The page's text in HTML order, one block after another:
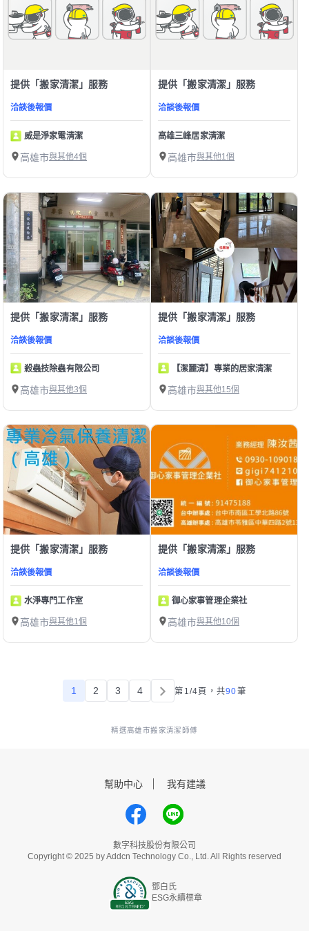
提供「搬家清潔」服務
洽談後報價
威是淨家電清潔
高雄市與其他4個
提供「搬家清潔」服務
洽談後報價
高雄三峰居家清潔
高雄市與其他1個
提供「搬家清潔」服務
洽談後報價
殺蟲技除蟲有限公司
高雄市與其他3個
提供「搬家清潔」服務
洽談後報價
【潔麗清】專業的居家清潔
高雄市與其他15個
提供「搬家清潔」服務
洽談後報價
水淨專門工作室
高雄市與其他1個
提供「搬家清潔」服務
洽談後報價
御心家事管理企業社
高雄市與其他10個
1 2 3 4 第1/4頁， 共90筆
精選高雄市搬家清潔師傅
幫助中心 我有建議
數字科技股份有限公司
Copyright © 2025 by Addcn Technology Co., Ltd. All Rights reserved
鄧白氏
ESG永續標章